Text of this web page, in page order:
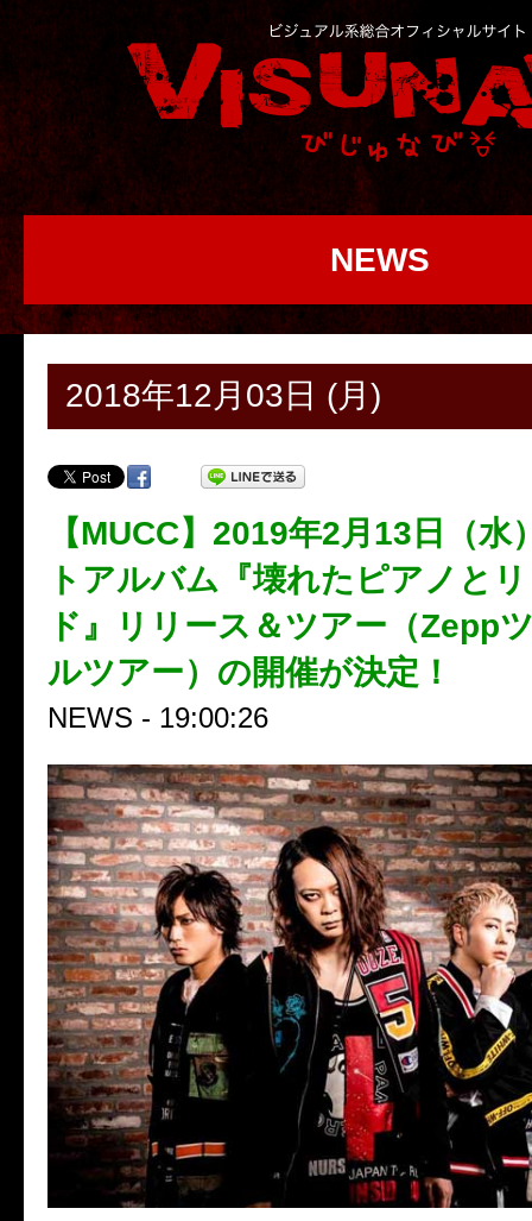
NEWS
2018年12月03日 (月)
【MUCC】2019年2月13日（水
トアルバム『壊れたピアノと
ド』リリース＆ツアー（Zepp
ルツアー）の開催が決定！
NEWS - 19:00:26